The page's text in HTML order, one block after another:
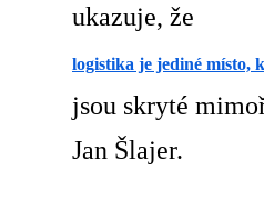
ukazuje, že
logistika je jediné místo,
jsou skryté
Jan Šlajer.